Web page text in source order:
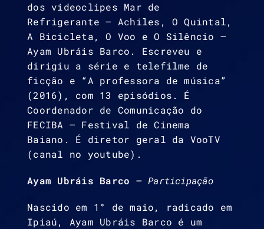
dos videoclipes Mar de
Refrigerante – Achiles, O Quintal,
A Bicicleta, O Voo e O Silêncio –
Ayam Ubráis Barco. Escreveu e
dirigiu a série e telefilme de
ficção e “A professora de música”
(2016), com 13 episódios. É
Coordenador de Comunicação do
FECIBA – Festival de Cinema
Baiano. É diretor geral da VooTV
(canal no youtube).
Ayam Ubráis Barco –Participação
Nascido em 1° de maio, radicado em
Ipiaú, Ayam Ubráis Barco é um